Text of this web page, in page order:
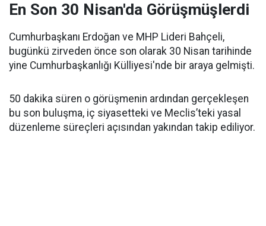
En Son 30 Nisan'da Görüşmüşlerdi
Cumhurbaşkanı Erdoğan ve MHP Lideri Bahçeli,
bugünkü zirveden önce son olarak 30 Nisan tarihinde
yine Cumhurbaşkanlığı Külliyesi'nde bir araya gelmişti.
50 dakika süren o görüşmenin ardından gerçekleşen
bu son buluşma, iç siyasetteki ve Meclis’teki yasal
düzenleme süreçleri açısından yakından takip ediliyor.